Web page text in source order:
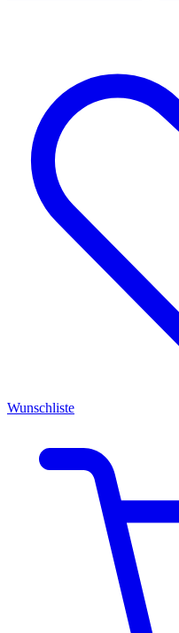
Wunschliste